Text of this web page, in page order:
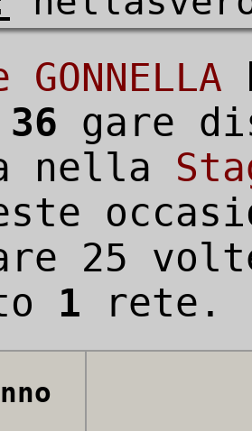
36 gare
nella
25
1 rete.